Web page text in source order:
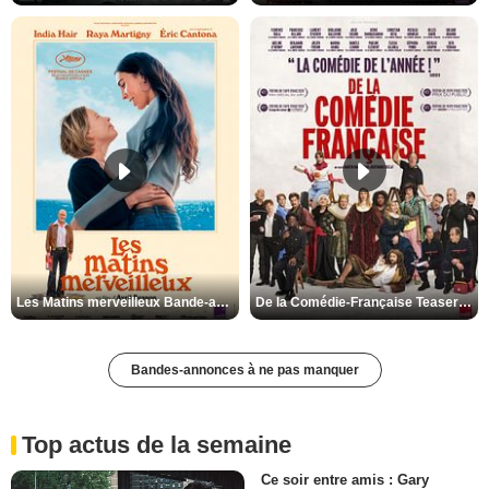
Les Matins merveilleux Bande-annonce VF De la Comédie-Française Teaser VF
Bandes-annonces à ne pas manquer
Top actus de la semaine
Ce soir entre amis : Gary